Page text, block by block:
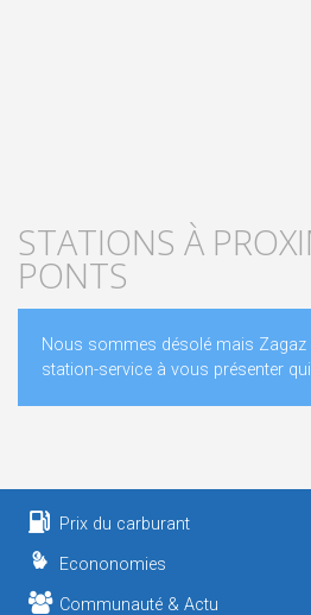
STATIONS À
PONTS
Nous sommes désolé mais Zagaz
station-service à vous présenter
Prix du carburant
Econonomies
Communauté & Actu